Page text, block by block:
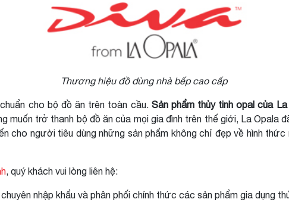
Thương hiệu đồ dùng nhà bếp cao cấp
cho bộ đồ ăn trên toàn cầu. Sản phẩm thủy tinh opal của La
muốn trở thanh bộ đồ ăn của mọi gia đình trên thế giới, La Opala
cho người tiêu dùng những sản phẩm không chỉ đẹp về hình
, quý khách vui lòng liên hệ:
nhập khẩu và phân phối chính thức các sản phẩm gia dụng